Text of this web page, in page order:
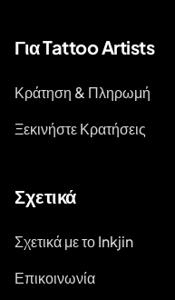
Για Tattoo Artists
Κράτηση & Πληρωμή
Ξεκινήστε Κρατήσεις
Σχετικά
Σχετικά με το Inkjin
Επικοινωνία